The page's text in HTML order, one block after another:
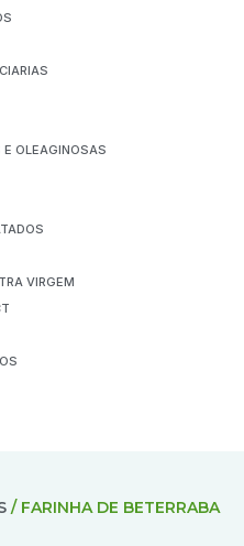
E OLEAGINOSAS
VIRGEM
/ FARINHA DE BETERRABA